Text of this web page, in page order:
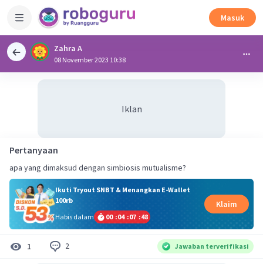
Masuk
Zahra A
08 November 2023 10:38
Iklan
Pertanyaan
apa yang dimaksud dengan simbiosis mutualisme?
Ikuti Tryout SNBT & Menangkan E-Wallet
100rb
Habis dalam
00 :04 :07 :48
Klaim
1 2 Jawaban terverifikasi